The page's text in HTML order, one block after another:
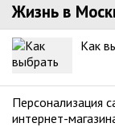
Жизнь в
Как
Персонализация
интернет-